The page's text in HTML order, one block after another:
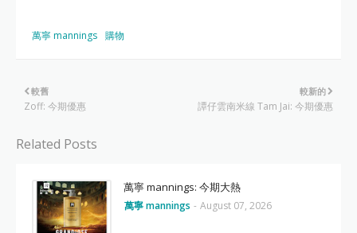
萬寧 mannings 購物
較新的
譚仔雲南米線 Tam Jai: 今期優惠
較舊
Zoff: 今期優惠
Related Posts
萬寧 mannings: 今期大熱
萬寧 mannings - August 07, 2026